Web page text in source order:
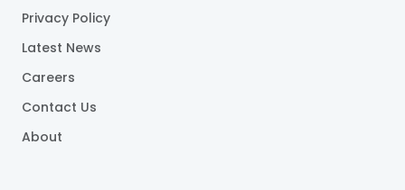
Privacy Policy
Latest News
Careers
Contact Us
About